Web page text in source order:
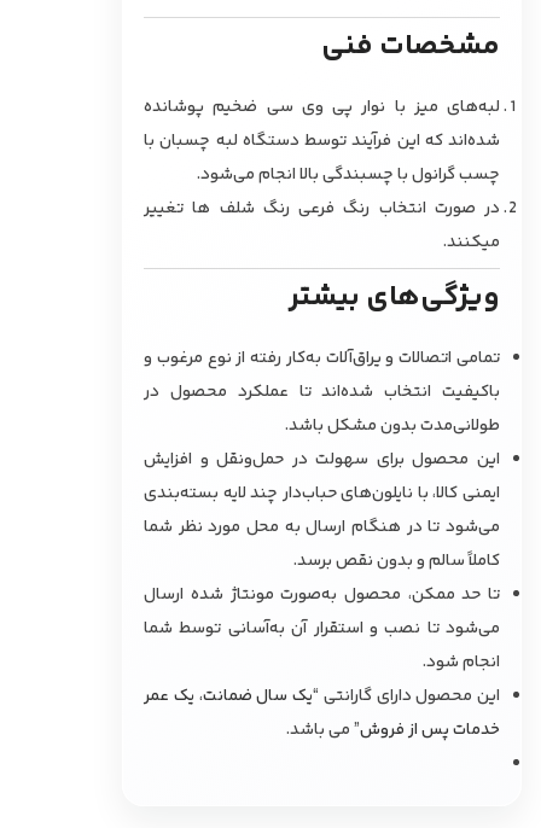
مشخصات فنی
لبه‌های میز با نوار پی وی سی ضخیم پوشانده
شده‌اند که این فرآیند توسط دستگاه لبه چسبان با
چسب گرانول با چسبندگی بالا انجام می‌شود.
در صورت انتخاب رنگ فرعی رنگ شلف ها تغییر
میکنند.
ویژگی‌های بیشتر
تمامی اتصالات و یراق‌آلات به‌کار رفته از نوع مرغوب و
باکیفیت انتخاب شده‌اند تا عملکرد محصول در
طولانی‌مدت بدون مشکل باشد.
این محصول برای سهولت در حمل‌ونقل و افزایش
ایمنی کالا، با نایلون‌های حباب‌دار چند لایه بسته‌بندی
می‌شود تا در هنگام ارسال به محل مورد نظر شما
کاملاً سالم و بدون نقص برسد.
تا حد ممکن، محصول به‌صورت مونتاژ شده ارسال
می‌شود تا نصب و استقرار آن به‌آسانی توسط شما
انجام شود.
این محصول دارای گارانتی “یک سال ضمانت، یک عمر
خدمات پس از فروش” می باشد.